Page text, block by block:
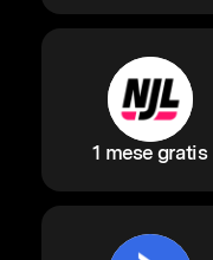
1 mese gratis